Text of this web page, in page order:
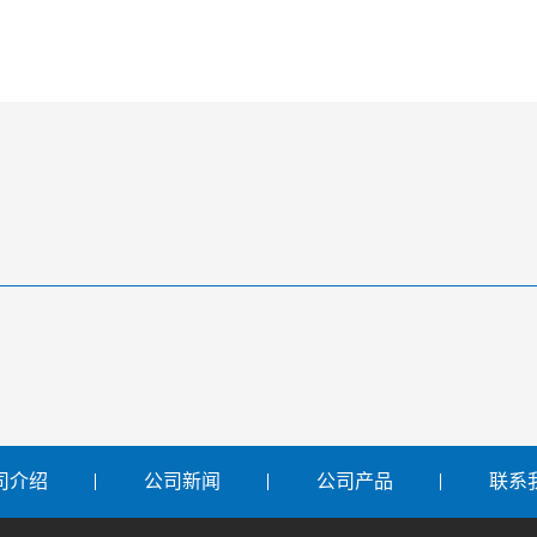
介绍 公司新闻 公司产品 联系